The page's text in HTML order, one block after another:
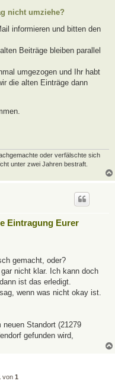
nicht umziehe?
informieren und bitten den
Beiträge bleiben parallel
umgezogen und Ihr habt
die alten Einträge dann
oder verfälschte sich
unter zwei Jahren bestraft.
Eintragung Eurer
gemacht, oder?
nicht klar. Ich kann doch
ist das erledigt.
wenn was nicht okay ist.
Standort (21279
gefunden wird,
von 1